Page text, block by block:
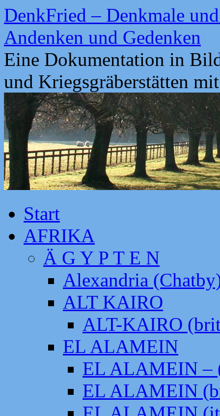
Zum
Inhalt
springen
DenkFried – Denkmale
Andenken und Gedenken
Eine Dokumentation in
und Kriegsgräberstätten
Start
AFRIKA
Ä G Y P T E N
Alexandria
ALT KAIRO
ALT-KAIRO
EL ALAMEIN
EL ALAMEIN –
EL ALAMEIN